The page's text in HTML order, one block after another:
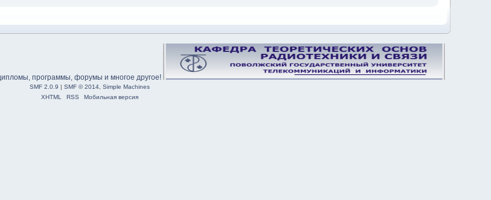
SMF 2.0.9 | SMF © 2014, Simple Machines
XHTML
RSS Мобильная версия